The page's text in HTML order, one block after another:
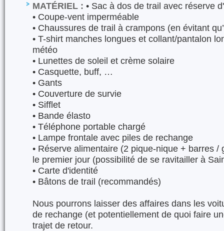
MATÉRIEL : •⁠ ⁠Sac à dos de trail avec réserve
•⁠ ⁠Coupe-vent imperméable
•⁠ ⁠Chaussures de trail à crampons (en évitant
•⁠ ⁠T-shirt manches longues et collant/pantalon
météo
•⁠ ⁠Lunettes de soleil et crème solaire
•⁠ ⁠Casquette, buff, …
•⁠ ⁠Gants
•⁠ ⁠Couverture de survie
•⁠ ⁠Sifflet
•⁠ ⁠Bande élasto
•⁠ ⁠Téléphone portable chargé
•⁠ ⁠Lampe frontale avec piles de rechange
•⁠ ⁠Réserve alimentaire (2 pique-nique + barres /
le premier jour (possibilité de se ravitailler à
•⁠ ⁠Carte d'identité
•⁠ ⁠Bâtons de trail (recommandés)
Nous pourrons laisser des affaires dans les
de rechange (et potentiellement de quoi faire
trajet de retour.